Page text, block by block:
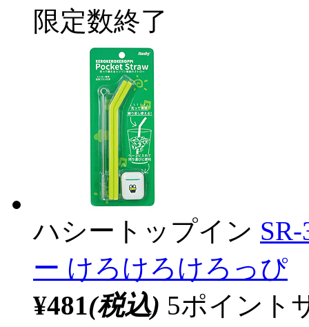
限定数終了
ハシートップイン
ー けろけろけろっぴ
¥481(税込) 5ポイント